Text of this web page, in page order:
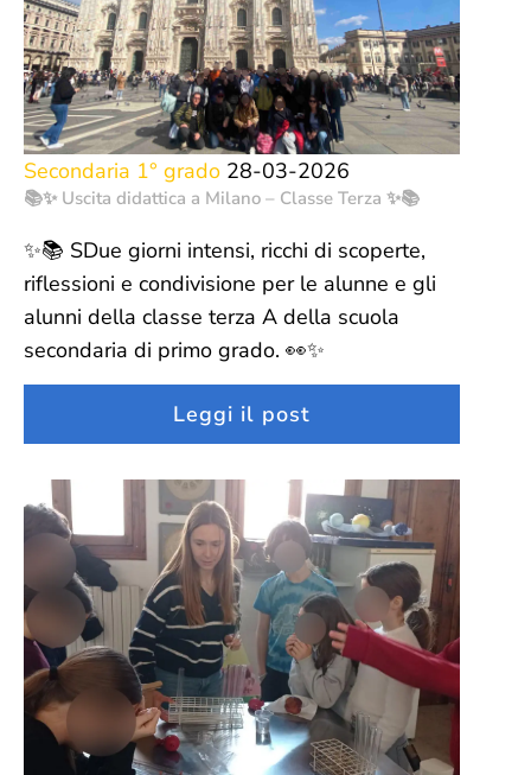
Secondaria 1° grado 28-03-2026
📚✨ Uscita didattica a Milano – Classe Terza ✨📚
✨📚 SDue giorni intensi, ricchi di scoperte,
riflessioni e condivisione per le alunne e gli
alunni della classe terza A della scuola
secondaria di primo grado. 👀✨
Leggi il post